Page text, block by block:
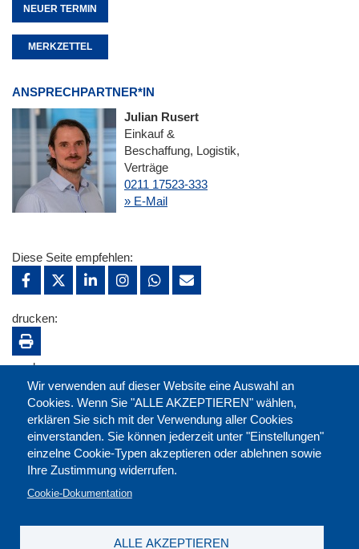
NEUER TERMIN
MERKZETTEL
ANSPRECHPARTNER*IN
Julian Rusert
Einkauf &
Beschaffung, Logistik,
Verträge
0211 17523-333
» E-Mail
Wir verwenden auf dieser Website eine Auswahl an
Cookies. Wenn Sie "ALLE AKZEPTIEREN" wählen,
erklären Sie sich mit der Verwendung aller Cookies
einverstanden. Sie können jederzeit unter "Einstellungen"
einzelne Cookie-Typen akzeptieren oder ablehnen sowie
Ihre Zustimmung widerrufen.
Cookie-Dokumentation
ALLE AKZEPTIEREN
Diese Seite empfehlen:
drucken:
merken: